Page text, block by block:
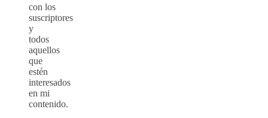
con los
suscriptores
y
todos
aquellos
que
estén
interesados
en mi
contenido.